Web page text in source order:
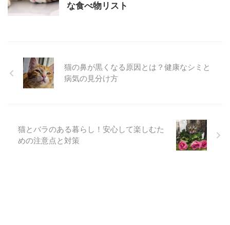
な食べ物リスト
猫の鼻が黒くなる原因とは？健康なシミと
病気の見分け方
猫とバラのある暮らし！安心して楽しむた
めの注意点と対策